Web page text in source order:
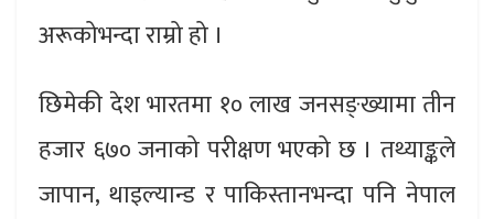
अरूकोभन्दा राम्रो हो ।
छिमेकी देश भारतमा १० लाख जनसङ्ख्यामा तीन
हजार ६७० जनाको परीक्षण भएको छ । तथ्याङ्कले
जापान, थाइल्यान्ड र पाकिस्तानभन्दा पनि नेपाल